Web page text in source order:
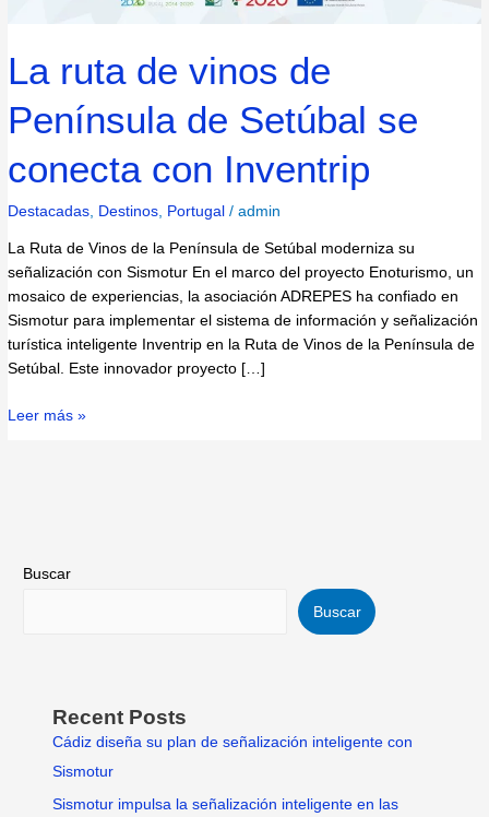
La ruta de vinos de
Península de Setúbal se
conecta con Inventrip
Destacadas, Destinos, Portugal /admin
La Ruta de Vinos de la Península de Setúbal moderniza su
señalización con Sismotur En el marco del proyecto Enoturismo, un
mosaico de experiencias, la asociación ADREPES ha confiado en
Sismotur para implementar el sistema de información y señalización
turística inteligente Inventrip en la Ruta de Vinos de la Península de
Setúbal. Este innovador proyecto […]
Leer más »
Buscar
Buscar
Recent Posts
Cádiz diseña su plan de señalización inteligente con
Sismotur
Sismotur impulsa la señalización inteligente en las